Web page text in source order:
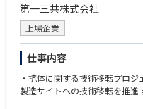
第一三共株式会社
上場企業
仕事内容
・抗体に関する技術移転プロ
製造サイトへの技術移転を推進